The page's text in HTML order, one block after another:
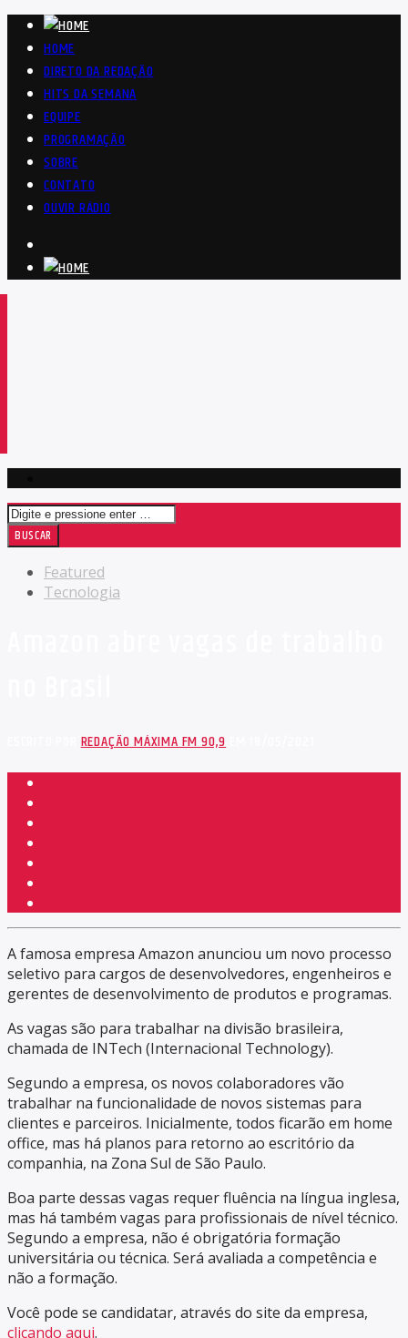
HOME
DIRETO DA REDAÇÃO
HITS DA SEMANA
EQUIPE
PROGRAMAÇÃO
SOBRE
CONTATO
OUVIR RÁDIO
Featured
Tecnologia
ESCRITO PORREDAÇÃO MÁXIMA FM 90,9EM 18/05/2021
A famosa empresa Amazon anunciou um novo processo
seletivo para cargos de desenvolvedores, engenheiros e
gerentes de desenvolvimento de produtos e programas.
As vagas são para trabalhar na divisão brasileira,
chamada de INTech (Internacional Technology).
Segundo a empresa, os novos colaboradores vão
trabalhar na funcionalidade de novos sistemas para
clientes e parceiros. Inicialmente, todos ficarão em home
office, mas há planos para retorno ao escritório da
companhia, na Zona Sul de São Paulo.
Boa parte dessas vagas requer fluência na língua inglesa,
mas há também vagas para profissionais de nível técnico.
Segundo a empresa, não é obrigatória formação
universitária ou técnica. Será avaliada a competência e
não a formação.
Você pode se candidatar, através do site da empresa,
clicando aqui.